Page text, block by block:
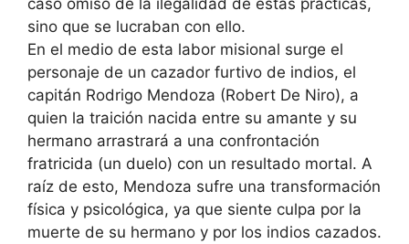
sino que se lucraban con ello.
En el medio de esta labor misional surge el
personaje de un cazador furtivo de indios, el
capitán Rodrigo Mendoza (Robert De Niro), a
quien la traición nacida entre su amante y su
hermano arrastrará a una confrontación
fratricida (un duelo) con un resultado mortal. A
raíz de esto, Mendoza sufre una transformación
física y psicológica, ya que siente culpa por la
muerte de su hermano y por los indios cazados.